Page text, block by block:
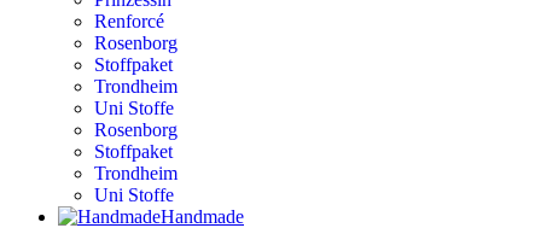
Renforcé
Rosenborg
Stoffpaket
Trondheim
Uni Stoffe
Rosenborg
Stoffpaket
Trondheim
Uni Stoffe
Handmade